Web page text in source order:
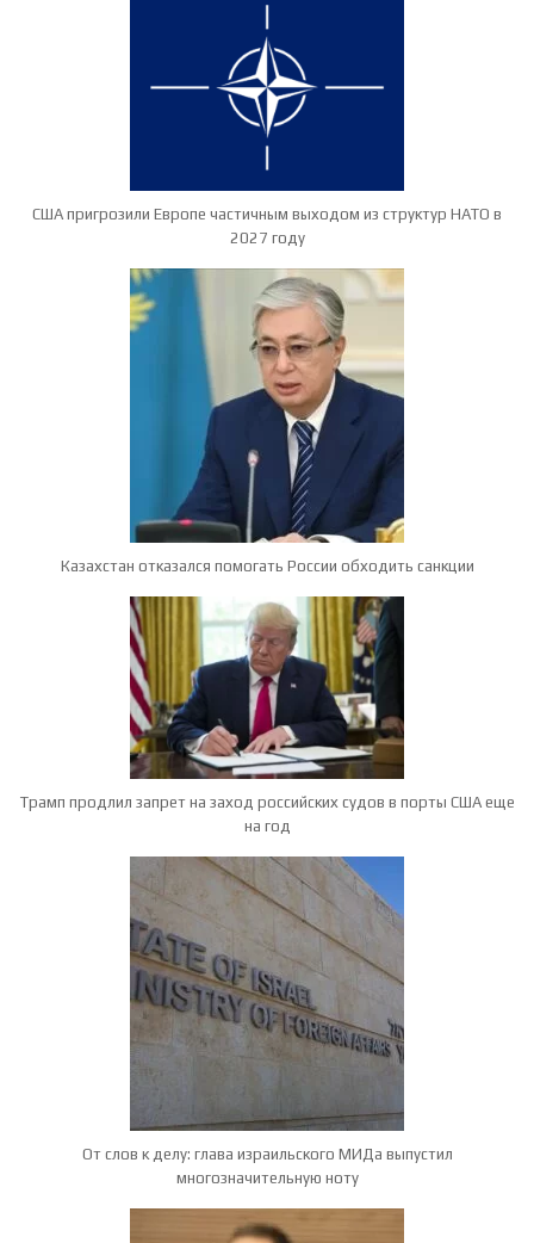
США пригрозили Европе частичным выходом из структур НАТО в
2027 году
Казахстан отказался помогать России обходить санкции
Трамп продлил запрет на заход российских судов в порты США еще
на год
От слов к делу: глава израильского МИДа выпустил
многозначительную ноту